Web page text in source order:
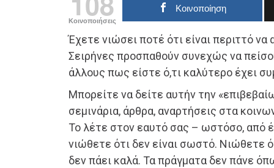
Κοινοποιήσεις
Κοινοποίηση
Έχετε νιώσει ποτέ ότι είναι περιττό να
Σειρήνες προσπαθούν συνεχώς να
άλλους πως είστε ό,τι καλύτερο έχει
Μπορείτε να δείτε αυτήν την
σεμινάρια, άρθρα, αναρτήσεις στα
Το λέτε στον εαυτό σας – ωστόσο, από
νιώθετε ότι δεν είναι σωστό. Νιώθετε
δεν πάει καλά. Τα πράγματα δεν πάνε